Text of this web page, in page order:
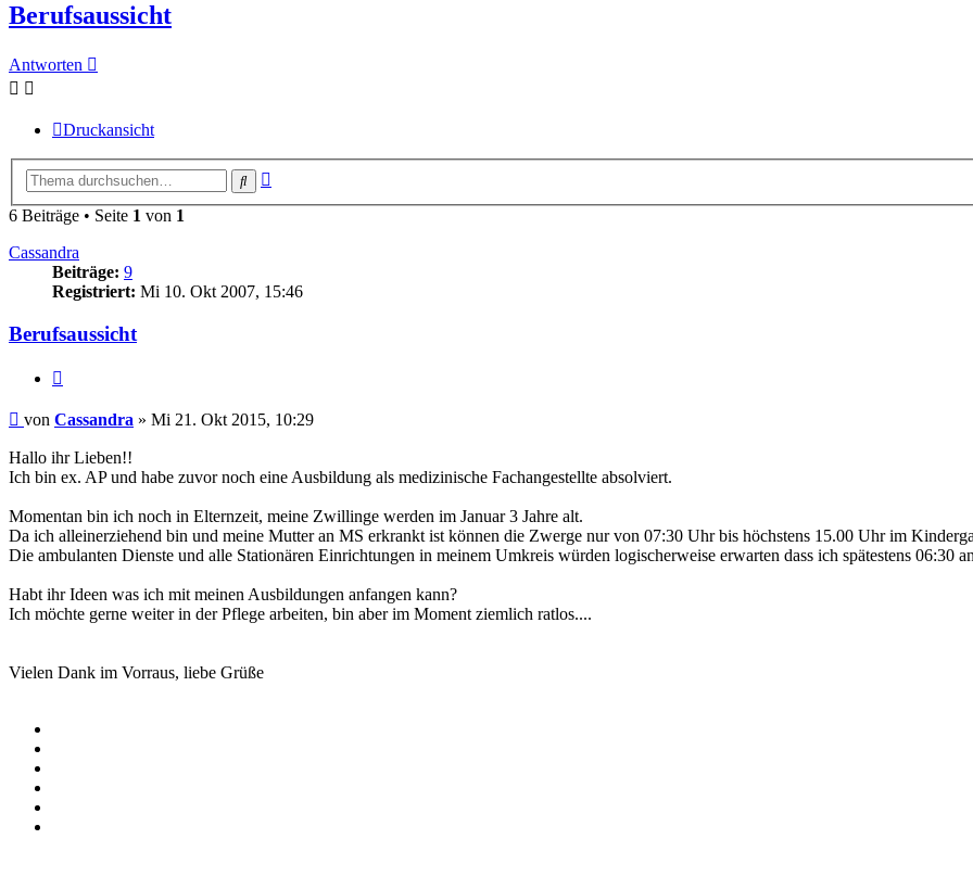
Berufsaussicht
Antworten
Druckansicht
Suche
6 Beiträge • Seite 1 von 1
Cassandra
Beiträge: 9
Registriert: Mi 10. Okt 2007, 15:46
Berufsaussicht
Beitrag
von Cassandra » Mi 21. Okt 2015, 10:29
Hallo ihr Lieben!!
Ich bin ex. AP und habe zuvor noch eine Ausbildung als medizinische Fachangestellte absolviert.
Momentan bin ich noch in Elternzeit, meine Zwillinge werden im Januar 3 Jahre alt.
Da ich alleinerziehend bin und meine Mutter an MS erkrankt ist können die Zwerge nur von 07:30 Uhr bis höchstens 15.00 Uhr im
Die ambulanten Dienste und alle Stationären Einrichtungen in meinem Umkreis würden logischerweise erwarten dass ich spätestens 06:30
Habt ihr Ideen was ich mit meinen Ausbildungen anfangen kann?
Ich möchte gerne weiter in der Pflege arbeiten, bin aber im Moment ziemlich ratlos....
Vielen Dank im Vorraus, liebe Grüße